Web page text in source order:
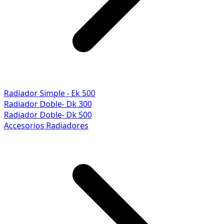
Radiador Simple - Ek 500
Radiador Doble- Dk 300
Radiador Doble- Dk 500
Accesorios Radiadores